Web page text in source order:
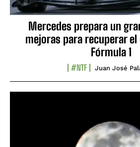
Mercedes prepara un
mejoras para recuperar
Fórmula 1
#NTF Juan José